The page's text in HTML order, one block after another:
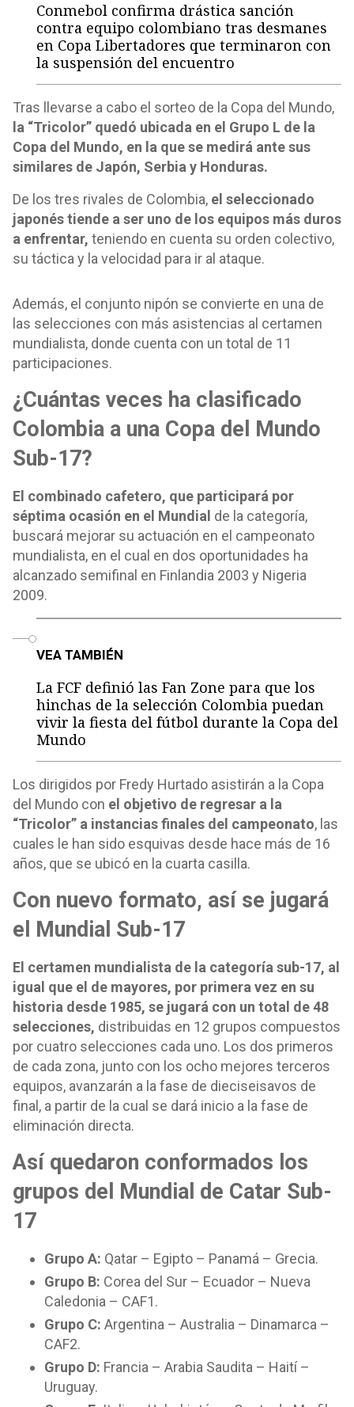
Conmebol confirma drástica sanción
contra equipo colombiano tras desmanes
en Copa Libertadores que terminaron con
la suspensión del encuentro
Tras llevarse a cabo el sorteo de la Copa del Mundo,
la “Tricolor” quedó ubicada en el Grupo L de la
Copa del Mundo, en la que se medirá ante sus
similares de Japón, Serbia y Honduras.
De los tres rivales de Colombia, el seleccionado
japonés tiende a ser uno de los equipos más duros
a enfrentar, teniendo en cuenta su orden colectivo,
su táctica y la velocidad para ir al ataque.
Además, el conjunto nipón se convierte en una de
las selecciones con más asistencias al certamen
mundialista, donde cuenta con un total de 11
participaciones.
¿Cuántas veces ha clasificado
Colombia a una Copa del Mundo
Sub-17?
El combinado cafetero, que participará por
séptima ocasión en el Mundial de la categoría,
buscará mejorar su actuación en el campeonato
mundialista, en el cual en dos oportunidades ha
alcanzado semifinal en Finlandia 2003 y Nigeria
2009.
VEA TAMBIÉN
La FCF definió las Fan Zone para que los
hinchas de la selección Colombia puedan
vivir la fiesta del fútbol durante la Copa del
Mundo
Los dirigidos por Fredy Hurtado asistirán a la Copa
del Mundo con el objetivo de regresar a la
“Tricolor” a instancias finales del campeonato, las
cuales le han sido esquivas desde hace más de 16
años, que se ubicó en la cuarta casilla.
Con nuevo formato, así se jugará
el Mundial Sub-17
El certamen mundialista de la categoría sub-17, al
igual que el de mayores, por primera vez en su
historia desde 1985, se jugará con un total de 48
selecciones, distribuidas en 12 grupos compuestos
por cuatro selecciones cada uno. Los dos primeros
de cada zona, junto con los ocho mejores terceros
equipos, avanzarán a la fase de dieciseisavos de
final, a partir de la cual se dará inicio a la fase de
eliminación directa.
Así quedaron conformados los
grupos del Mundial de Catar Sub-
17
Grupo A: Qatar – Egipto – Panamá – Grecia.
Grupo B: Corea del Sur – Ecuador – Nueva
Caledonia – CAF1.
Grupo C: Argentina – Australia – Dinamarca –
CAF2.
Grupo D: Francia – Arabia Saudita – Haití –
Uruguay.